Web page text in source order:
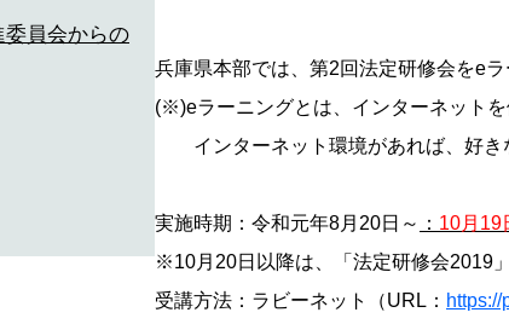
員会からの
兵庫県本部では、第2回法定研修会をe
(※)eラーニングとは、インターネットを
インターネット環境があれば、好き
実施時期：令和元年8月20日～ ： 10月19
※10月20日以降は、「法定研修会2019
受講方法：ラビーネット（URL：